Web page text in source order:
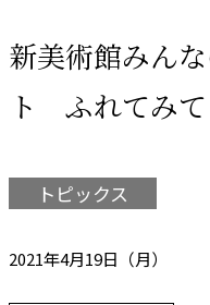
新美術館みん
ト ふれてみ
トピックス
2021年4月19日（月）